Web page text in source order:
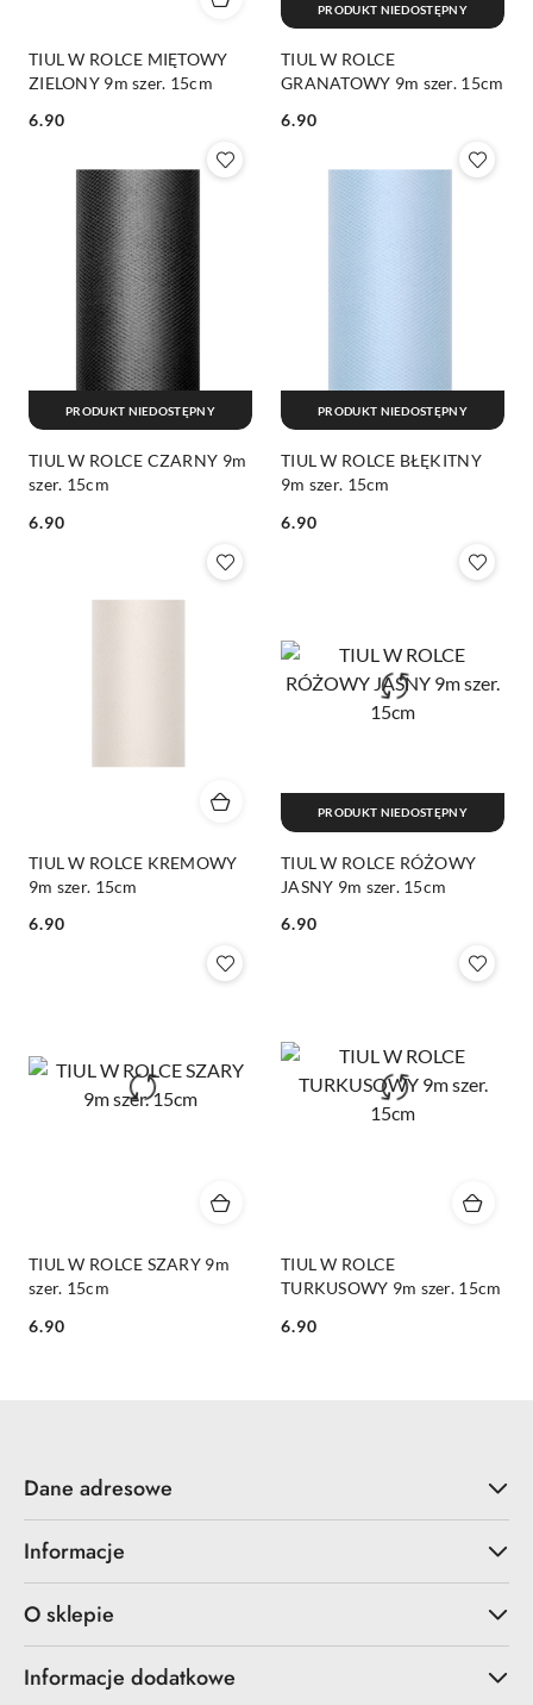
TIUL W ROLCE MIĘTOWY
ZIELONY 9m szer. 15cm
Cena:
6.90
TIUL W ROLCE
GRANATOWY 9m szer. 15cm
Cena:
6.90
PRODUKT NIEDOSTĘPNY
TIUL W ROLCE CZARNY 9m
szer. 15cm
Cena:
6.90
PRODUKT NIEDOSTĘPNY
TIUL W ROLCE BŁĘKITNY
9m szer. 15cm
Cena:
6.90
PRODUKT NIEDOSTĘPNY
TIUL W ROLCE KREMOWY
9m szer. 15cm
Cena:
6.90
TIUL W ROLCE RÓŻOWY
JASNY 9m szer. 15cm
Cena:
6.90
PRODUKT NIEDOSTĘPNY
TIUL W ROLCE SZARY 9m
szer. 15cm
Cena:
6.90
TIUL W ROLCE
TURKUSOWY 9m szer. 15cm
Cena:
6.90
Dane adresowe
Informacje
O sklepie
Informacje dodatkowe